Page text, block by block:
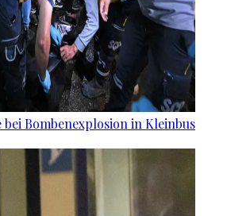
bei Bombenexplosion in Kleinbus